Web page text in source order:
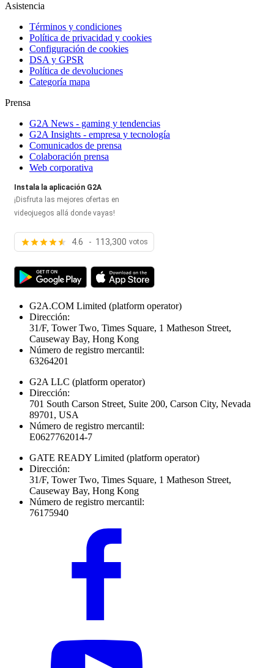
Asistencia
Términos y condiciones
Política de privacidad y cookies
Configuración de cookies
DSA y GPSR
Política de devoluciones
Categoría mapa
Prensa
G2A News - gaming y tendencias
G2A Insights - empresa y tecnología
Comunicados de prensa
Colaboración prensa
Web corporativa
Instala la aplicación G2A
¡Disfruta las mejores ofertas en
videojuegos allá donde vayas!
4.6 - 113,300 votos
G2A.COM Limited (platform operator)
Dirección:
31/F, Tower Two, Times Square, 1 Matheson Street,
Causeway Bay, Hong Kong
Número de registro mercantil:
63264201
G2A LLC (platform operator)
Dirección:
701 South Carson Street, Suite 200, Carson City, Nevada
89701, USA
Número de registro mercantil:
E0627762014-7
GATE READY Limited (platform operator)
Dirección:
31/F, Tower Two, Times Square, 1 Matheson Street,
Causeway Bay, Hong Kong
Número de registro mercantil:
76175940